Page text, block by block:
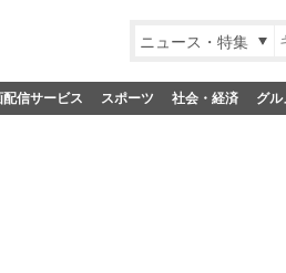
ニュース・特集
配信サービス スポーツ 社会・経済 グル